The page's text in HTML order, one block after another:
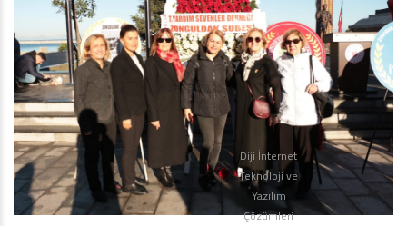
Diji İnternet
Teknoloji ve
Yazılım
Çözümleri